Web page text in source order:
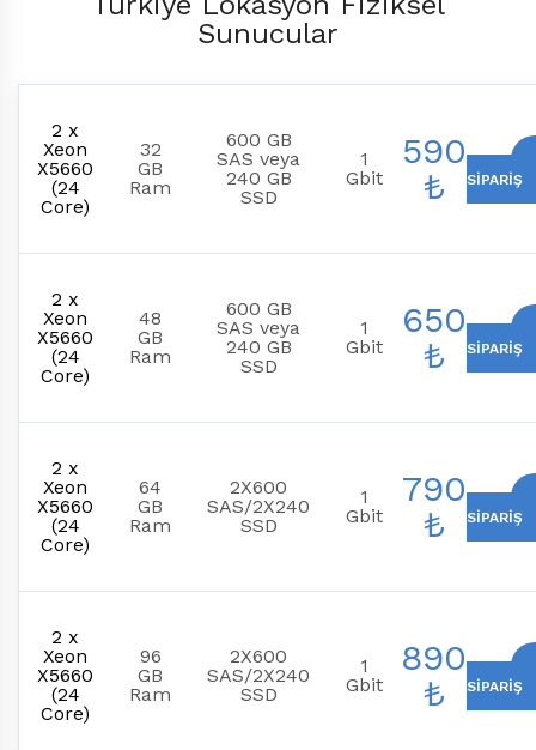
Sunucular
2 x
Xeon
X5660
(24
Core)
32
GB
Ram
600 GB
SAS veya
240 GB
SSD
1
Gbit
590
₺
SIPARIŞ
2 x
Xeon
X5660
(24
Core)
48
GB
Ram
600 GB
SAS veya
240 GB
SSD
1
Gbit
650
₺
SIPARIŞ
2 x
Xeon
X5660
(24
Core)
64
GB
Ram
2X600
SAS/2X240
SSD
1
Gbit
790
₺
SIPARIŞ
2 x
Xeon
X5660
(24
Core)
96
GB
Ram
2X600
SAS/2X240
SSD
1
Gbit
890
₺
SIPARIŞ